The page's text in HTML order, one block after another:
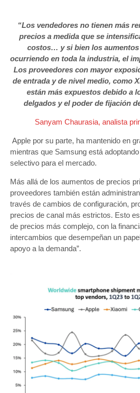
“Los vendedores no tienen más
precios a medida que se
costos… y si bien los aumentos
ocurriendo en toda la industria, el
Los proveedores con mayor
de entrada y de nivel medio, como
están más expuestos debido a
delgados y el poder de fijación
Sanyam Chaurasia, analista
Apple por su parte, ha mantenido en
mientras que Samsung está
selectivo para el mercado.
Más allá de los aumentos de precios
proveedores también están
través de cambios de configuración,
precios de canal más estrictos. Esto
de precios más complejo, con la
intercambios que desempeñan un
apoyo a la demanda”.